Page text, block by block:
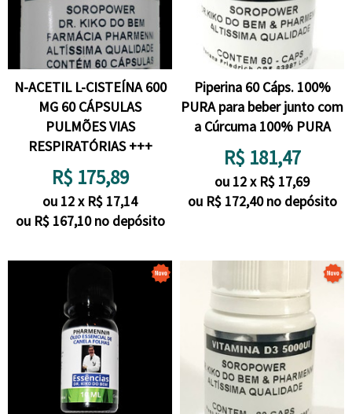
N-ACETIL L-CISTEÍNA 600
MG 60 CÁPSULAS
PULMÕES VIAS
RESPIRATÓRIAS +++
R$ 175,89
ou 12x R$ 17,14
ou R$ 167,10 no depósito
Piperina 60 Cáps. 100%
PURA para beber junto com
a Cúrcuma 100% PURA
R$ 181,47
ou 12x R$ 17,69
ou R$ 172,40 no depósito